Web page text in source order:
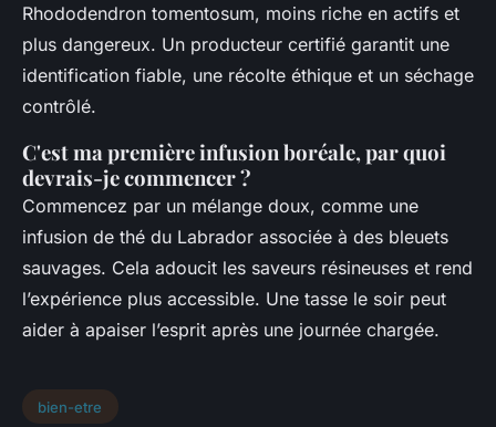
Rhododendron tomentosum, moins riche en actifs et
plus dangereux. Un producteur certifié garantit une
identification fiable, une récolte éthique et un séchage
contrôlé.
C'est ma première infusion boréale, par quoi
devrais-je commencer ?
Commencez par un mélange doux, comme une
infusion de thé du Labrador associée à des bleuets
sauvages. Cela adoucit les saveurs résineuses et rend
l’expérience plus accessible. Une tasse le soir peut
aider à apaiser l’esprit après une journée chargée.
bien-etre